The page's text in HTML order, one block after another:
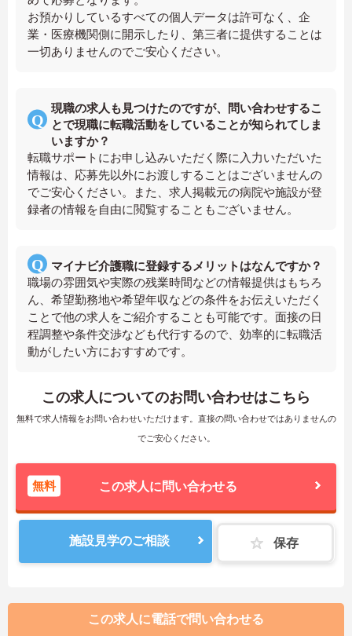
お預かりしているすべての個人データは許可なく、企
業・医療機関側に開示したり、第三者に提供することは
一切ありませんのでご安心ください。
現職の求人も見つけたのですが、問い合わせするこ
とで現職に転職活動をしていることが知られてしま
いますか？
転職サポートにお申し込みいただく際に入力いただいた
情報は、応募先以外にお渡しすることはございませんの
でご安心ください。また、求人掲載元の病院や施設が登
録者の情報を自由に閲覧することもございません。
マイナビ介護職に登録するメリットはなんですか？
職場の雰囲気や実際の残業時間などの情報提供はもちろ
ん、希望勤務地や希望年収などの条件をお伝えいただく
ことで他の求人をご紹介することも可能です。面接の日
程調整や条件交渉なども代行するので、効率的に転職活
動がしたい方におすすめです。
この求人についてのお問い合わせはこちら
無料で求人情報をお問い合わせいただけます。直接の問い合わせではありませんの
でご安心ください。
無料 この求人に問い合わせる
施設見学のご相談 保存
この求人に電話で問い合わせる